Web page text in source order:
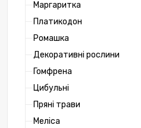
Маргаритка
Платикодон
Ромашка
Декоративні рослини
Гомфрена
Цибульні
Пряні трави
Меліса